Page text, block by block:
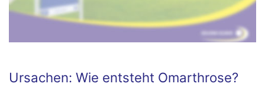
Ursachen: Wie entsteht Omarthrose?